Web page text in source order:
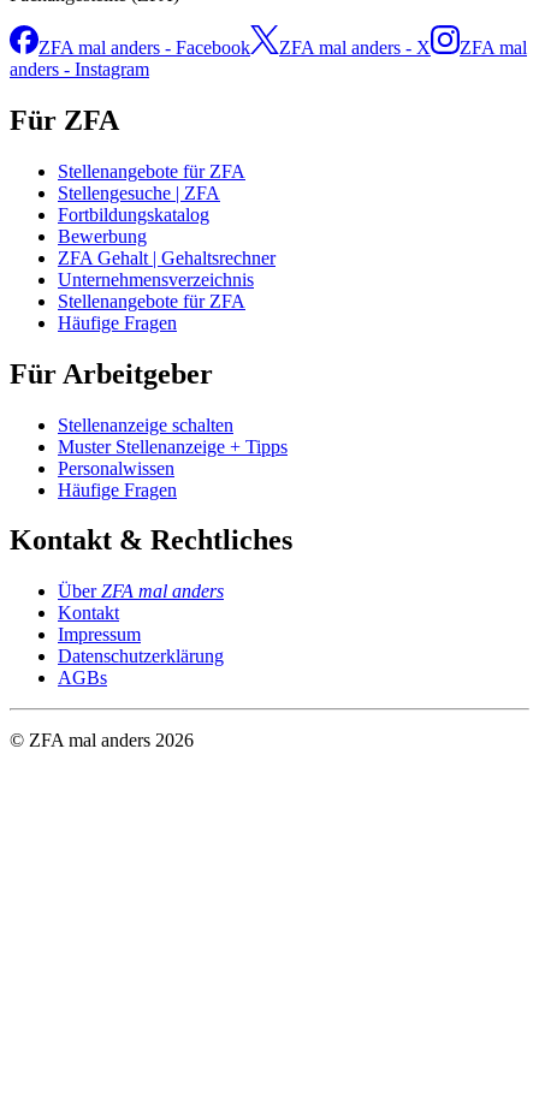
ZFA mal anders - Facebook ZFA mal anders - X
ZFA mal
anders - Instagram
Für ZFA
Stellenangebote für ZFA
Stellengesuche | ZFA
Fortbildungskatalog
Bewerbung
ZFA Gehalt | Gehaltsrechner
Unternehmensverzeichnis
Stellenangebote für ZFA
Häufige Fragen
Für Arbeitgeber
Stellenanzeige schalten
Muster Stellenanzeige + Tipps
Personalwissen
Häufige Fragen
Kontakt & Rechtliches
ÜberZFA mal anders
Kontakt
Impressum
Datenschutzerklärung
AGBs
© ZFA mal anders 2026